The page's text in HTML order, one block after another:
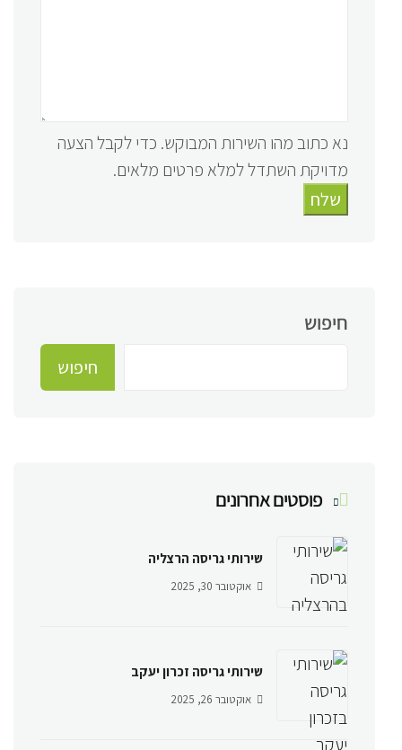
נא כתוב מהו השירות המבוקש. כדי לקבל הצעה
מדויקת השתדל למלא פרטים מלאים.
שלח
חיפוש
חיפוש
פוסטים אחרונים
שירותי גריסה הרצליה
אוקטובר 30, 2025
שירותי גריסה זכרון יעקב
אוקטובר 26, 2025